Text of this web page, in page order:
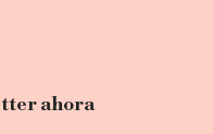
ahora